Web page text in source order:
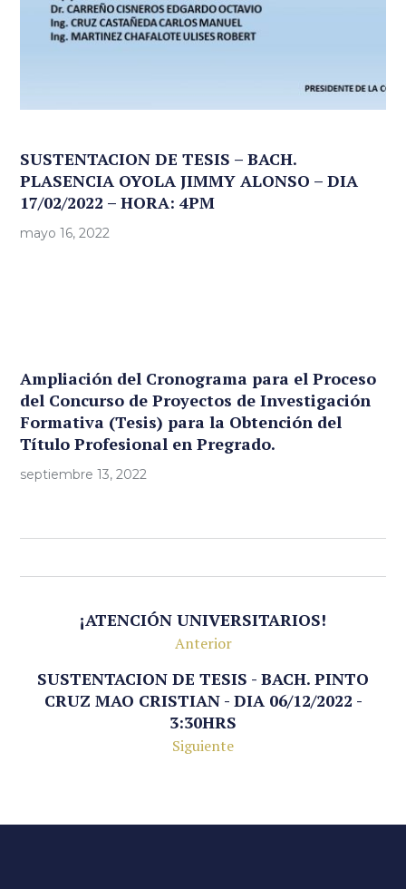
SUSTENTACION DE TESIS – BACH.
PLASENCIA OYOLA JIMMY ALONSO – DIA
17/02/2022 – HORA: 4PM
mayo 16, 2022
Ampliación del Cronograma para el Proceso
del Concurso de Proyectos de Investigación
Formativa (Tesis) para la Obtención del
Título Profesional en Pregrado.
septiembre 13, 2022
¡ATENCIÓN UNIVERSITARIOS!
Anterior
SUSTENTACION DE TESIS - BACH. PINTO
CRUZ MAO CRISTIAN - DIA 06/12/2022 -
3:30HRS
Siguiente